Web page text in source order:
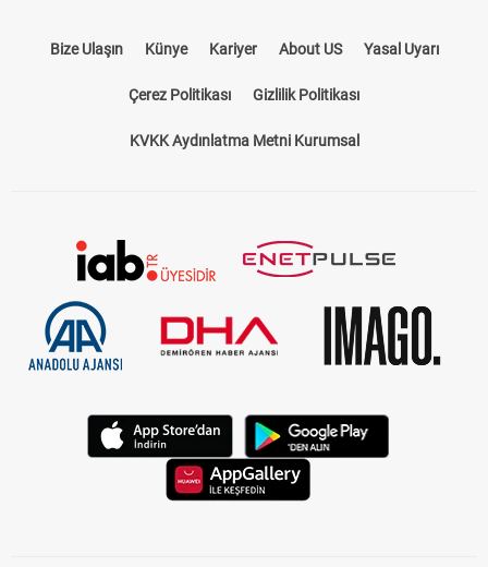
Bize Ulaşın Künye Kariyer About US Yasal Uyarı
Çerez Politikası Gizlilik Politikası
KVKK Aydınlatma Metni Kurumsal